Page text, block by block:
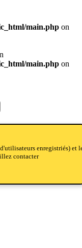
main.php on
main.php on
enregistriés) et
contacter